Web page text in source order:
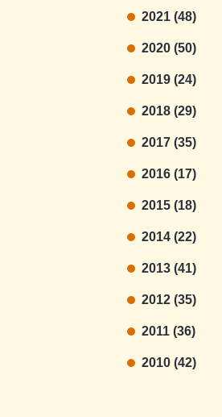
2021 (48)
2020 (50)
2019 (24)
2018 (29)
2017 (35)
2016 (17)
2015 (18)
2014 (22)
2013 (41)
2012 (35)
2011 (36)
2010 (42)